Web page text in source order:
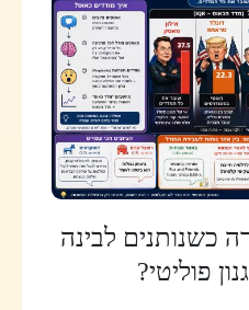
כשנותנים לבינה
פוליטי?